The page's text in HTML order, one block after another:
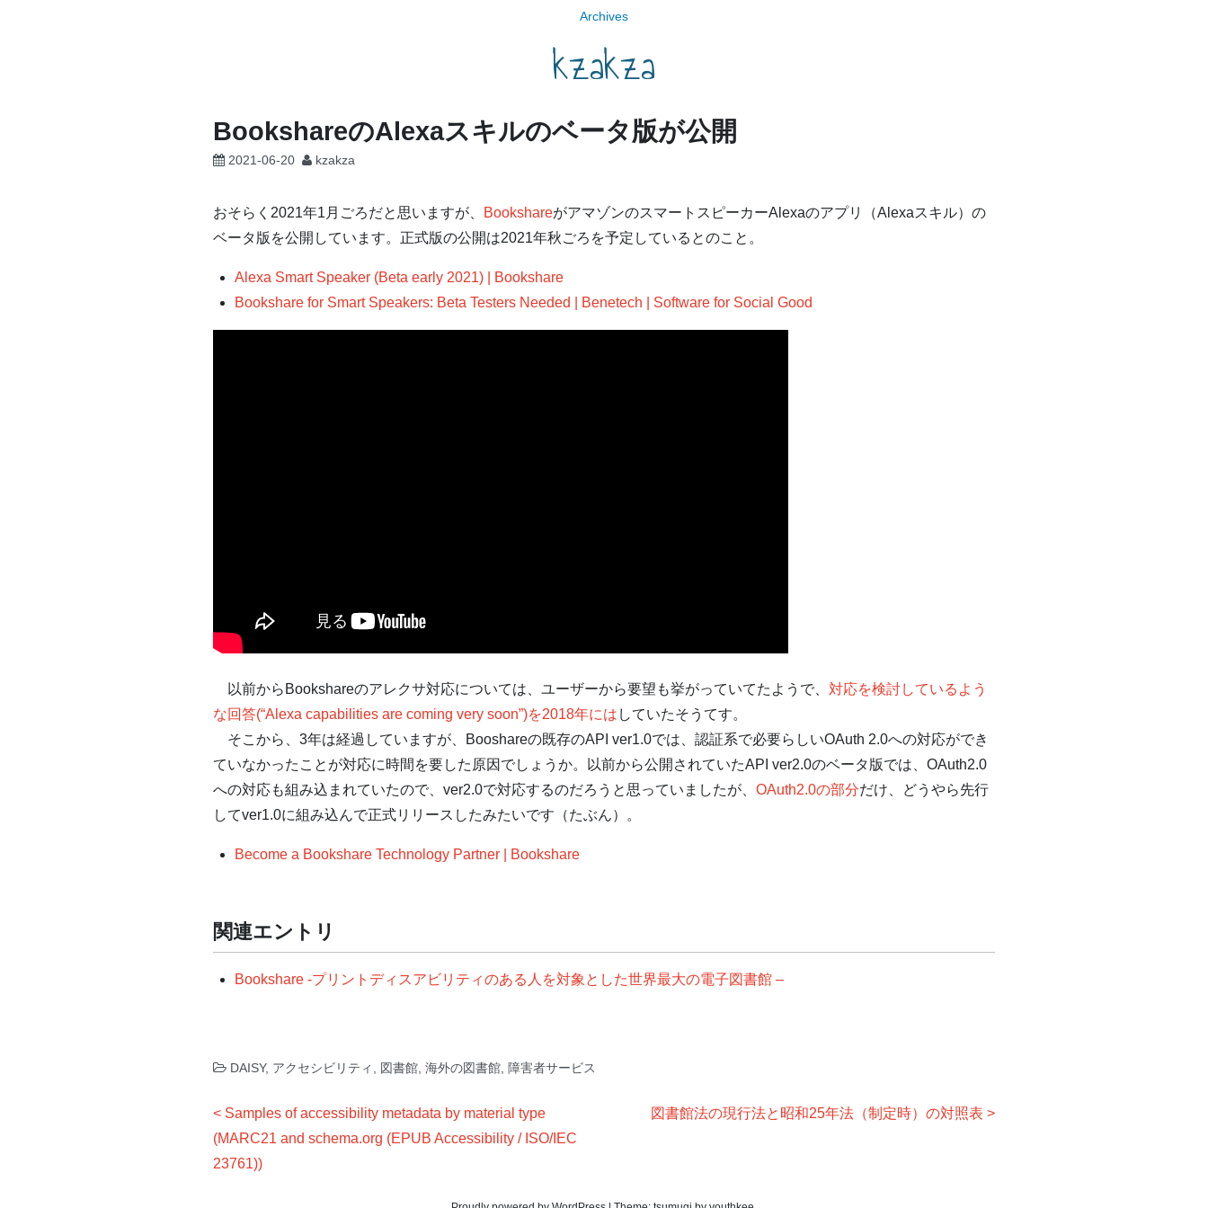
Archives
kzakza
BookshareのAlexaスキルのベータ版が公開
2021-06-20 kzakza
おそらく2021年1月ごろだと思いますが、 BookshareがアマゾンのスマートスピーカーAlexaのアプリ（Alexaスキル）の
ベータ版を公開しています。正式版の公開は2021年秋ごろを予定しているとのこと。
Alexa Smart Speaker (Beta early 2021) | Bookshare
Bookshare for Smart Speakers: Beta Testers Needed | Benetech | Software for Social Good
以前からBookshareのアレクサ対応については、ユーザーから要望も挙がっていてたようで、 対応を検討しているよう
な回答(“Alexa capabilities are coming very soon”)を2018年には していたそうてす。
そこから、3年は経過していますが、Booshareの既存のAPI ver1.0では、認証系で必要らしいOAuth 2.0への対応ができ
ていなかったことが対応に時間を要した原因でしょうか。以前から公開されていたAPI ver2.0のベータ版では、OAuth2.0
への対応も組み込まれていたので、ver2.0で対応するのだろうと思っていましたが、 OAuth2.0の部分だけ、どうやら先行
してver1.0に組み込んで正式リリースしたみたいです（たぶん）。
Become a Bookshare Technology Partner | Bookshare
関連エントリ
Bookshare -プリントディスアビリティのある人を対象とした世界最大の電子図書館 –
DAISY, アクセシビリティ 図書館 海外の図書館 障害者サービス
投
稿
ナ
Samples of accessibility metadata by material type
(MARC21 and schema.org (EPUB Accessibility / ISO/IEC
23761))
図書館法の現行法と昭和25年法（制定時）の対照表